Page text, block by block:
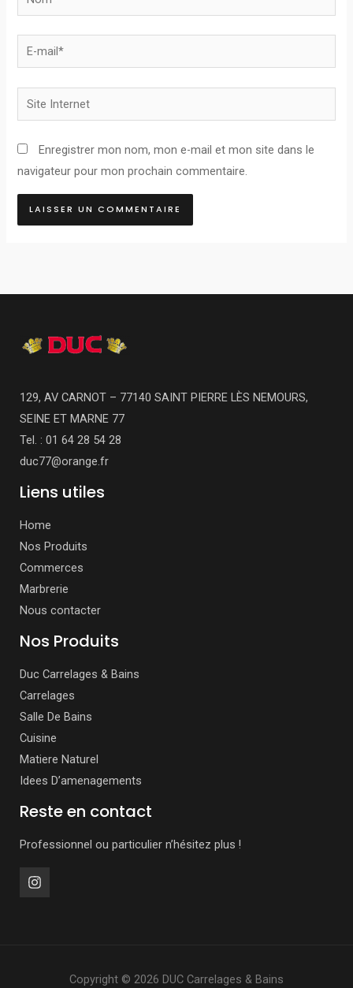
E-
mail*
Site
Internet
Enregistrer mon nom, mon e-mail et mon site dans le
navigateur pour mon prochain commentaire.
129, AV CARNOT – 77140 SAINT PIERRE LÈS NEMOURS,
SEINE ET MARNE 77
Tel. : 01 64 28 54 28
duc77@orange.fr
Liens utiles
Home
Nos Produits
Commerces
Marbrerie
Nous contacter
Nos Produits
Duc Carrelages & Bains
Carrelages
Salle De Bains
Cuisine
Matiere Naturel
Idees D’amenagements
Reste en contact
Professionnel ou particulier n’hésitez plus !
Copyright © 2026 DUC Carrelages & Bains